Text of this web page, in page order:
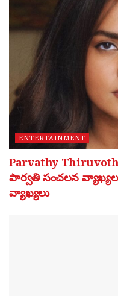
ENTERTAINMENT
Parvathy
పార్వతి సంచలన
వ్యాఖ్యలు